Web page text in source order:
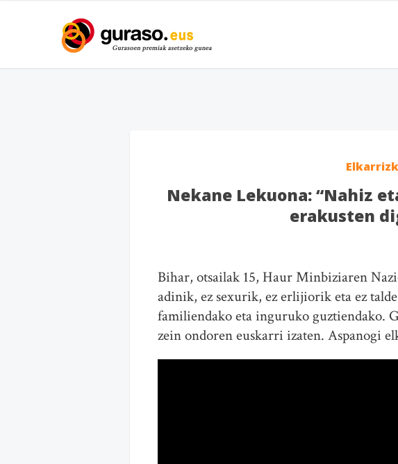
Nekane Lekuona: “Nahiz
erakusten
Bihar, otsailak 15, Haur Minbiziaren
adinik, ez sexurik, ez erlijiorik eta ez
familiendako eta inguruko guztiendako.
zein ondoren euskarri izaten. Aspanogi